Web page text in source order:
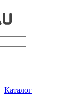
Каталог